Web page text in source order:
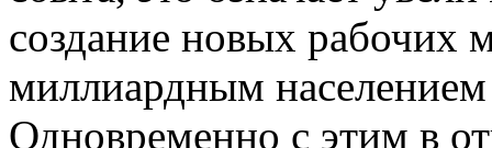
создание новых рабочих
миллиардным
Одновременно с этим в